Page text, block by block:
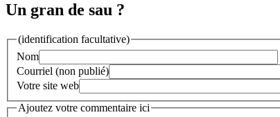
Un gran de sau ?
(identification facultative)
Nom
Courriel (non publié)
Votre site web
Ajoutez votre commentaire ici